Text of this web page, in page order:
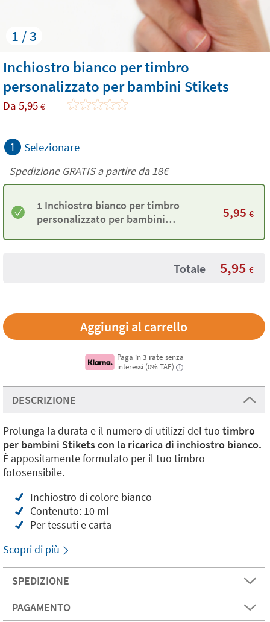
1 / 3
Inchiostro bianco per timbro
personalizzato per bambini Stikets
Da 5,95 €
1 Selezionare
Spedizione GRATIS a partire da18€
1 Inchiostro bianco per timbro
personalizzato per bambini
5,95 €
Totale 5,95 €
Paga in 3 rate senza
interessi (0% TAE)
i
DESCRIZIONE
Prolunga la durata e il numero di utilizzi del tuo timbro
per bambini Stikets con la ricarica di inchiostro bianco.
È appositamente formulato per il tuo timbro
fotosensibile.
Inchiostro di colore bianco
Contenuto: 10 ml
Per tessuti e carta
Scopri di più
SPEDIZIONE
PAGAMENTO